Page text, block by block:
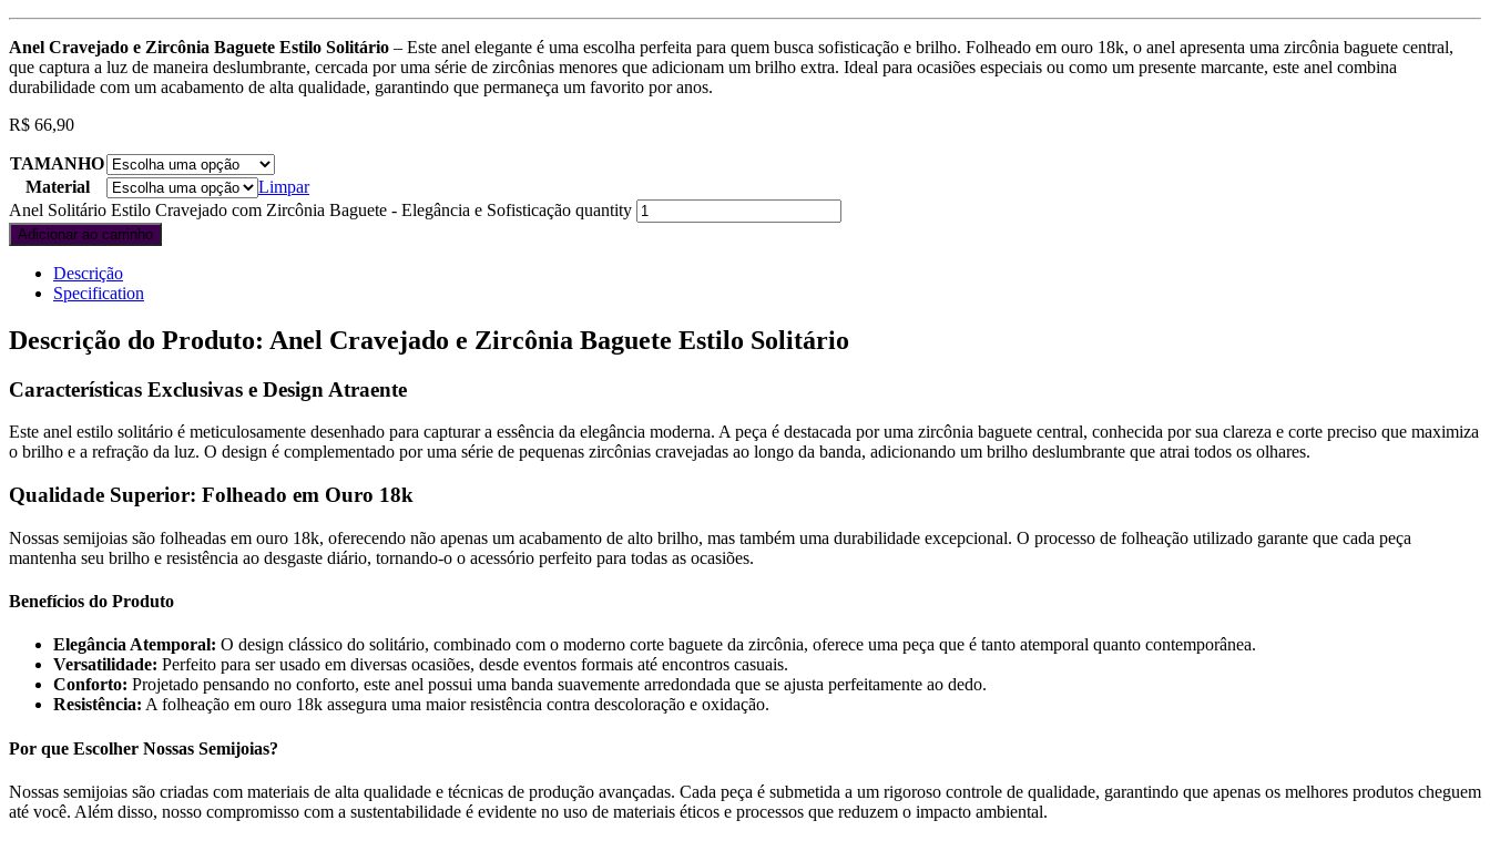
Anel Cravejado e Zircônia Baguete Estilo Solitário – Este anel elegante é uma escolha perfeita para quem busca sofisticação e brilho. Folheado em ouro 18k, o anel apresenta uma zircônia baguete central,
que captura a luz de maneira deslumbrante, cercada por uma série de zircônias menores que adicionam um brilho extra. Ideal para ocasiões especiais ou como um presente marcante, este anel combina
durabilidade com um acabamento de alta qualidade, garantindo que permaneça um favorito por anos.
R$ 66,90
TAMANHO
Material
Limpar
Anel Solitário Estilo Cravejado com Zircônia Baguete - Elegância e Sofisticação quantity
Adicionar ao carrinho
Descrição
Specification
Descrição do Produto: Anel Cravejado e Zircônia Baguete Estilo Solitário
Características Exclusivas e Design Atraente
Este anel estilo solitário é meticulosamente desenhado para capturar a essência da elegância moderna. A peça é destacada por uma zircônia baguete central, conhecida por sua clareza e corte preciso que maximiza
o brilho e a refração da luz. O design é complementado por uma série de pequenas zircônias cravejadas ao longo da banda, adicionando um brilho deslumbrante que atrai todos os olhares.
Qualidade Superior: Folheado em Ouro 18k
Nossas semijoias são folheadas em ouro 18k, oferecendo não apenas um acabamento de alto brilho, mas também uma durabilidade excepcional. O processo de folheação utilizado garante que cada peça
mantenha seu brilho e resistência ao desgaste diário, tornando-o o acessório perfeito para todas as ocasiões.
Benefícios do Produto
Elegância Atemporal: O design clássico do solitário, combinado com o moderno corte baguete da zircônia, oferece uma peça que é tanto atemporal quanto contemporânea.
Versatilidade: Perfeito para ser usado em diversas ocasiões, desde eventos formais até encontros casuais.
Conforto: Projetado pensando no conforto, este anel possui uma banda suavemente arredondada que se ajusta perfeitamente ao dedo.
Resistência: A folheação em ouro 18k assegura uma maior resistência contra descoloração e oxidação.
Por que Escolher Nossas Semijoias?
Nossas semijoias são criadas com materiais de alta qualidade e técnicas de produção avançadas. Cada peça é submetida a um rigoroso controle de qualidade, garantindo que apenas os melhores produtos cheguem
até você. Além disso, nosso compromisso com a sustentabilidade é evidente no uso de materiais éticos e processos que reduzem o impacto ambiental.